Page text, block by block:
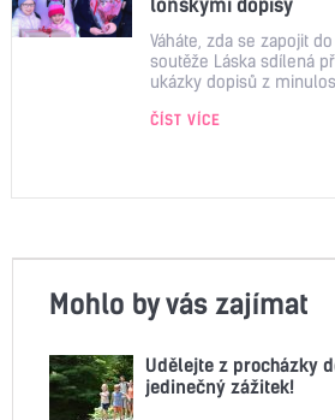
Váháte, zda se zapojit
soutěže Láska sdílená
ukázky dopisů z
ČÍST VÍCE
Mohlo by vás zajímat
Udělejte z procházky
jedinečný zážitek!